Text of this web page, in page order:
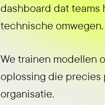
dashboard dat teams
technische omwegen.
We trainen modellen
oplossing die precies
organisatie.